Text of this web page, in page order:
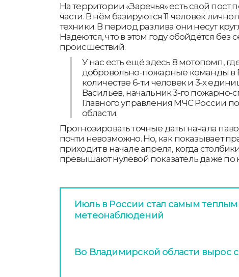
На территории «Заречья» есть свой пост
части. В нём базируются 11 человек
техники. В период разлива они несут
Надеются, что в этом году обойдётся без
происшествий.
У нас есть ещё здесь 8 мотопомп,
добровольно-пожарные команды в
количестве 6-ти человек и 3-х
Васильев, начальник 3-го пожарно-
Главного управления МЧС России
области.
Прогнозировать точные даты начала
почти невозможно. Но, как показывает
приходит в начале апреля, когда
превышают нулевой показатель даже по
Июль в России стал самым
метеонаблюдений
Во Владимирской области вырос